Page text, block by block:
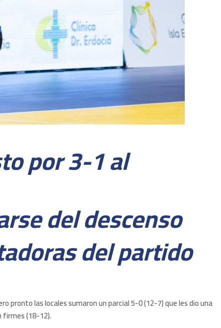
por 3-1 al
del descenso
del partido
pronto las locales sumaron un parcial 5-0 (12-7) que les dio una
(18-12).